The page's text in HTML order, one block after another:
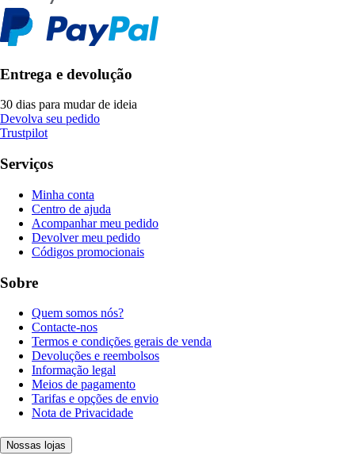
Entrega e devolução
30 dias para mudar de ideia
Devolva seu pedido
Trustpilot
Serviços
Minha conta
Centro de ajuda
Acompanhar meu pedido
Devolver meu pedido
Códigos promocionais
Sobre
Quem somos nós?
Contacte-nos
Termos e condições gerais de venda
Devoluções e reembolsos
Informação legal
Meios de pagamento
Tarifas e opções de envio
Nota de Privacidade
Nossas lojas